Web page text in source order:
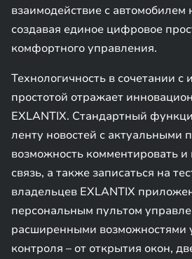
взаимодействие с автомобилем
создавая единое цифровое
комфортного управления.
Технологичность в сочетании с
простотой отражает
EXLANTIX. Стандартный
ленту новостей с актуальными
возможность комментировать
связь, а также записаться на
владельцев EXLANTIX
персональным пультом
расширенными возможностями
контроля – от открытия окон,